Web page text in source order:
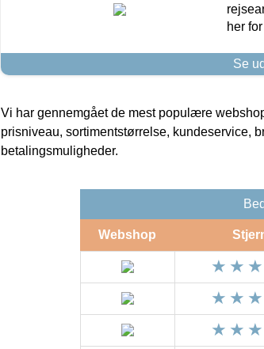
her
Se
Vi har gennemgået de mest populære
prisniveau, sortimentstørrelse, kundeservice,
betalingsmuligheder.
Webshop